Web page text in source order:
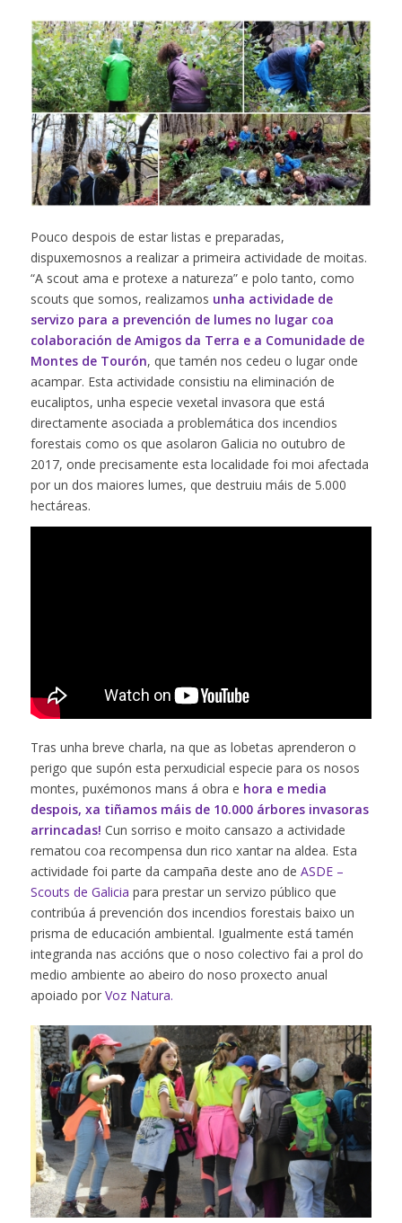
Pouco despois de estar listas e preparadas,
dispuxemosnos a realizar a primeira actividade de moitas.
“A scout ama e protexe a natureza” e polo tanto, como
scouts que somos, realizamos unha actividade de
servizo para a prevención de lumes no lugar coa
colaboración de Amigos da Terra e a Comunidade de
Montes de Tourón, que tamén nos cedeu o lugar onde
acampar. Esta actividade consistiu na eliminación de
eucaliptos, unha especie vexetal invasora que está
directamente asociada a problemática dos incendios
forestais como os que asolaron Galicia no outubro de
2017, onde precisamente esta localidade foi moi afectada
por un dos maiores lumes, que destruiu máis de 5.000
hectáreas.
Tras unha breve charla, na que as lobetas aprenderon o
perigo que supón esta perxudicial especie para os nosos
montes, puxémonos mans á obra e hora e media
despois, xa tiñamos máis de 10.000 árbores invasoras
arrincadas! Cun sorriso e moito cansazo a actividade
rematou coa recompensa dun rico xantar na aldea. Esta
actividade foi parte da campaña deste ano de ASDE –
Scouts de Galicia para prestar un servizo público que
contribúa á prevención dos incendios forestais baixo un
prisma de educación ambiental. Igualmente está tamén
integranda nas accións que o noso colectivo fai a prol do
medio ambiente ao abeiro do noso proxecto anual
apoiado por Voz Natura.